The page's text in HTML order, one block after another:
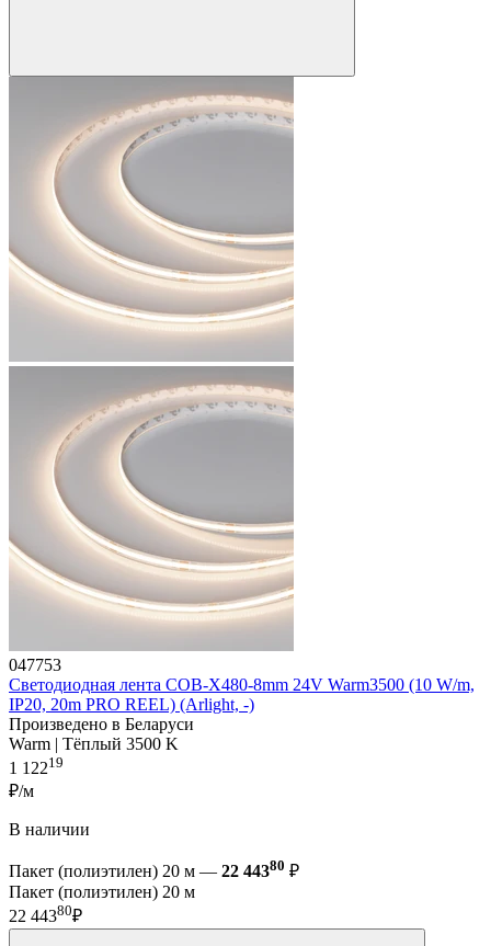
047753
Светодиодная лента COB-X480-8mm 24V Warm3500 (10 W/m,
IP20, 20m PRO REEL) (Arlight, -)
Произведено в Беларуси
Warm | Тёплый 3500 K
1 12219
₽/м
В наличии
Пакет (полиэтилен) 20 м — 22 44380 ₽
Пакет (полиэтилен) 20 м
22 44380₽